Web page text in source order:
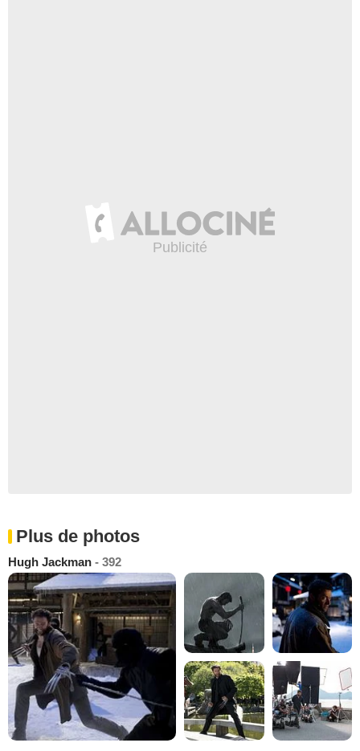
Plus de photos
Hugh Jackman - 392